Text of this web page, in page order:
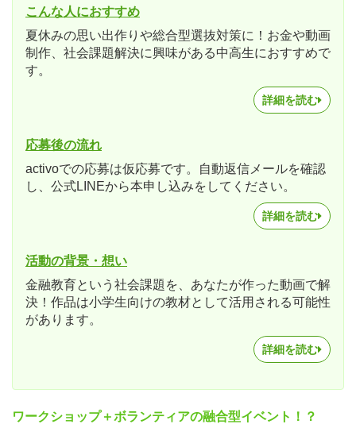
こんな人におすすめ
夏休みの思い出作りや総合型選抜対策に！お金や動画
制作、社会課題解決に興味がある中高生におすすめで
す。
詳細を読む
応募後の流れ
activoでの応募は仮応募です。自動返信メールを確認
し、公式LINEから本申し込みをしてください。
詳細を読む
活動の背景・想い
金融教育という社会課題を、あなたが作った動画で解
決！作品は小学生向けの教材として活用される可能性
があります。
詳細を読む
ワークショップ＋ボランティアの融合型イベント！？